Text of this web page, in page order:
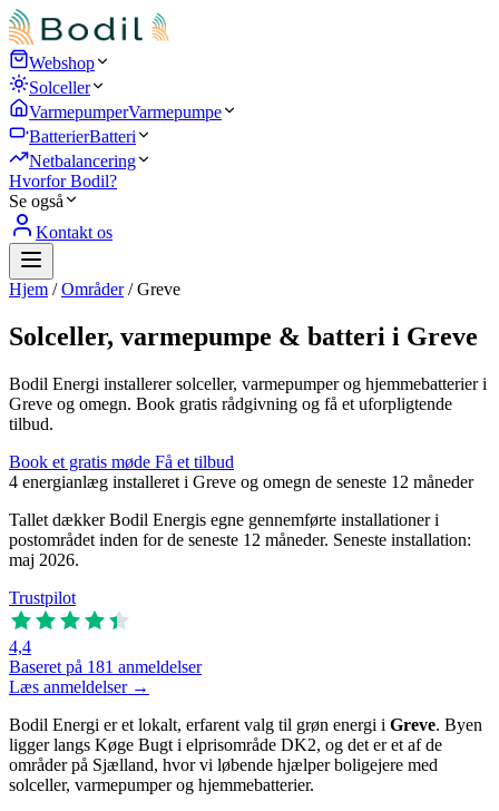
Webshop
Solceller
VarmepumperVarmepumpe
BatterierBatteri
Netbalancering
Hvorfor Bodil?
Se også
Kontakt os
Hjem / Områder / Greve
Solceller, varmepumpe & batteri i Greve
Bodil Energi installerer solceller, varmepumper og hjemmebatterier i
Greve og omegn. Book gratis rådgivning og få et uforpligtende
tilbud.
Book et gratis møde Få et tilbud
4 energianlæg installeret i Greve og omegn de seneste 12 måneder
Tallet dækker Bodil Energis egne gennemførte installationer i
postområdet inden for de seneste 12 måneder. Seneste installation:
maj 2026.
Trustpilot
4,4
Baseret på 181 anmeldelser
Læs anmeldelser →
Bodil Energi er et lokalt, erfarent valg til grøn energi i Greve. Byen
ligger langs Køge Bugt i elprisområde DK2, og det er et af de
områder på Sjælland, hvor vi løbende hjælper boligejere med
solceller, varmepumper og hjemmebatterier.